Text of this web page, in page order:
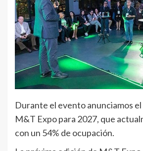
Durante el evento anunciamos
M&T Expo para 2027, que
con un 54% de ocupación.